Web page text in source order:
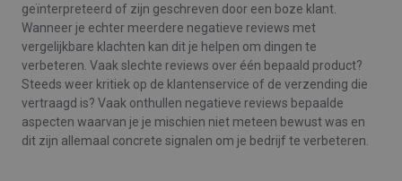
geïnterpreteerd of zijn geschreven door een boze klant.
Wanneer je echter meerdere negatieve reviews met
vergelijkbare klachten kan dit je helpen om dingen te
verbeteren. Vaak slechte reviews over één bepaald product?
Steeds weer kritiek op de klantenservice of de verzending die
vertraagd is? Vaak onthullen negatieve reviews bepaalde
aspecten waarvan je je mischien niet meteen bewust was en
dit zijn allemaal concrete signalen om je bedrijf te verbeteren.